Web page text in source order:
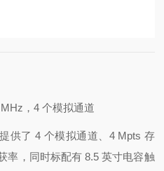
MHz，4 个模拟通道
供了 4 个模拟通道、4 Mpts 存
率，同时标配有 8.5 英寸电容触